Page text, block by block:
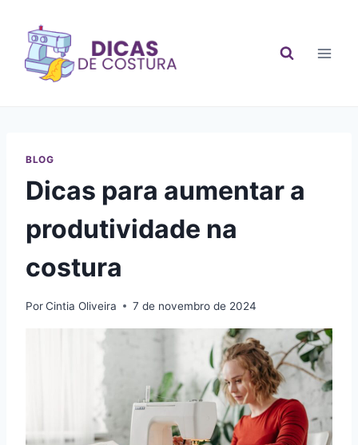
Conteúdo
BLOG
Dicas para aumentar a
produtividade na
costura
PorCintia Oliveira 7 de novembro de 2024